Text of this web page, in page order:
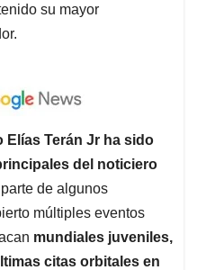
su mayor
Elías Terán Jr ha sido
del noticiero
de algunos
múltiples eventos
mundiales juveniles,
citas orbitales en